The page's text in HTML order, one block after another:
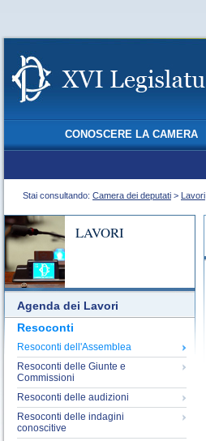
CONOSCERE LA CAMERA
Stai consultando: Camera dei deputati > Lavori
LAVORI
Agenda dei Lavori
Resoconti
Resoconti dell'Assemblea
Resoconti delle Giunte e
Commissioni
Resoconti delle audizioni
Resoconti delle indagini
conoscitive